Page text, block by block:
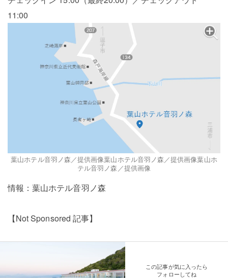
11:00
葉山ホテル音羽ノ森／提供画像葉山ホテル音羽ノ森／提供画像葉山ホ
テル音羽ノ森／提供画像
情報：葉山ホテル音羽ノ森
【Not Sponsored 記事】
この記事が気に入ったら
フォローしてね